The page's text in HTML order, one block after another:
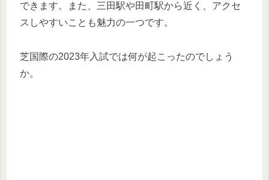
できます。また、三田駅や田町駅から近く、アクセ
スしやすいことも魅力の一つです。
芝国際の2023年入試では何が起こったのでしょう
か。